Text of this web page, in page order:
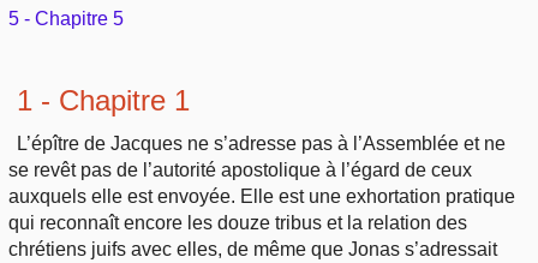
Outils
Études et commentaires par passage
Versets Classés
Lecture Journalière
L'Évangile, le Salut
Mort, résurrection
L'Église, l'Assemblée
Prophétie
Commentaires journaliers
COURS Bibliques - GUIDES de lecture
Pour débuter
Ouvrages de A à Z
Auteurs de A à Z
Rechercher dans la Bible
Autres FAQ
5 - Chapitre 5
1 - Chapitre 1
L’épître de Jacques ne s’adresse pas à l’Assemblée et ne
se revêt pas de l’autorité apostolique à l’égard de ceux
auxquels elle est envoyée. Elle est une exhortation pratique
qui reconnaît encore les douze tribus et la relation des
chrétiens juifs avec elles, de même que Jonas s’adressait